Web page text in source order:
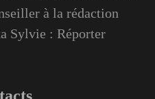
à la rédaction
Sylvie : Réporter